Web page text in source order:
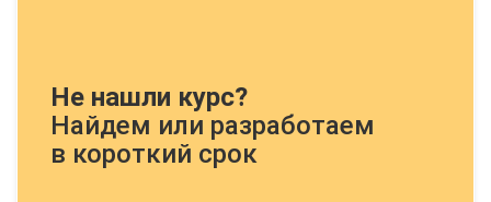
Не нашли курс?
Найдем или разработаем
в короткий срок